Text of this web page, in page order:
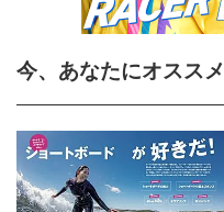
今、あなたにオススメ